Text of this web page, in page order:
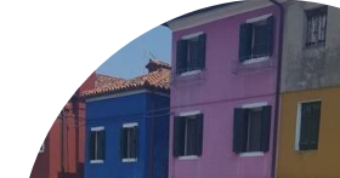
DIVERSES BOX
DIY
LIFESTYLE
ME CONTACTER